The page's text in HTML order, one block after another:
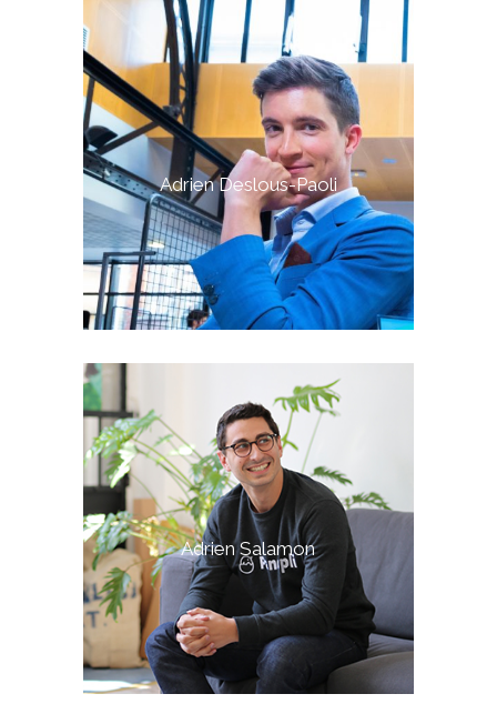
Adrien Deslous-Paoli
Adrien Salamon